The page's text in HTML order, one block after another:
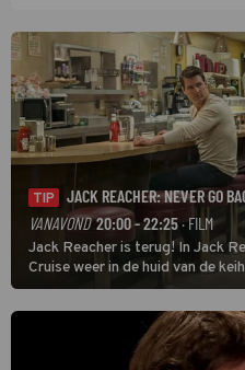
TIP
JACK REACHER: NEVER GO
VANAVOND 20:00 - 22:25 · FILM
Jack Reacher is terug! In Jack
Cruise weer in de huid van de